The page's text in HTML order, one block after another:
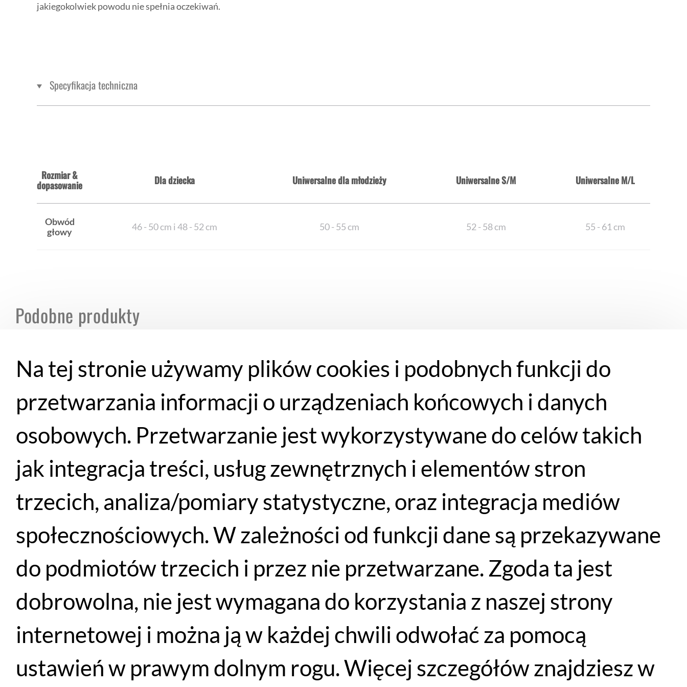
jakiegokolwiek powodu nie spełnia oczekiwań.
Specyfikacja techniczna
Rozmiar &
dopasowanie Dla dziecka Uniwersalne dla młodzieży Uniwersalne S/M Uniwersalne M/L
Obwód
głowy
46 - 50 cm i 48 - 52 cm 50 - 55 cm 52 - 58 cm 55 - 61 cm
Podobne produkty
WYPRZEDAŻ
Kask rowerowy ELECTRA Go! MIPS roz. L - Nardo Grey/ Połysk
549PLN WYBIERZ OPCJE
WYPRZEDAŻ
Kask FOX Dropframe PRO Grey Camo
899 PLN WYBIERZ OPCJE 249 PLN
ZOBACZ
Płatności Dostawa
Na tej stronie używamy plików cookies i podobnych funkcji do
przetwarzania informacji o urządzeniach końcowych i danych
osobowych. Przetwarzanie jest wykorzystywane do celów takich
jak integracja treści, usług zewnętrznych i elementów stron
trzecich, analiza/pomiary statystyczne, oraz integracja mediów
społecznościowych. W zależności od funkcji dane są przekazywane
do podmiotów trzecich i przez nie przetwarzane. Zgoda ta jest
dobrowolna, nie jest wymagana do korzystania z naszej strony
internetowej i można ją w każdej chwili odwołać za pomocą
ustawień w prawym dolnym rogu. Więcej szczegółów znajdziesz w